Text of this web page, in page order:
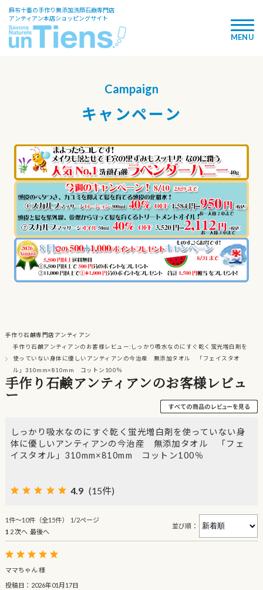
麻布十番の手作り無添加洗顔石鹸専門店
アンティアン本店ショッピングサイト
Campaign
キャンペーン
手作り石鹸専門店アンティアン
手作り石鹸アンティアンのお客様レビュー:しっかり吸水なのにすぐ乾く蛍光増白剤を
使っていない身体に優しいアンティアンの今治産 無添加タオル 「フェイスタオ
ル」310mm×810mm コットン100％
手作り石鹸アンティアンのお客様レビュ
ー
しっかり吸水なのにすぐ乾く蛍光増白剤を使っていない身
体に優しいアンティアンの今治産 無添加タオル 「フェ
イスタオル」310mm×810mm コットン100％
4.9 (15件)
1件～10件（全15件） 1/2ページ
1 2次へ 最後へ
並び順：
ママちゃん 様
投稿日：2026年01月17日